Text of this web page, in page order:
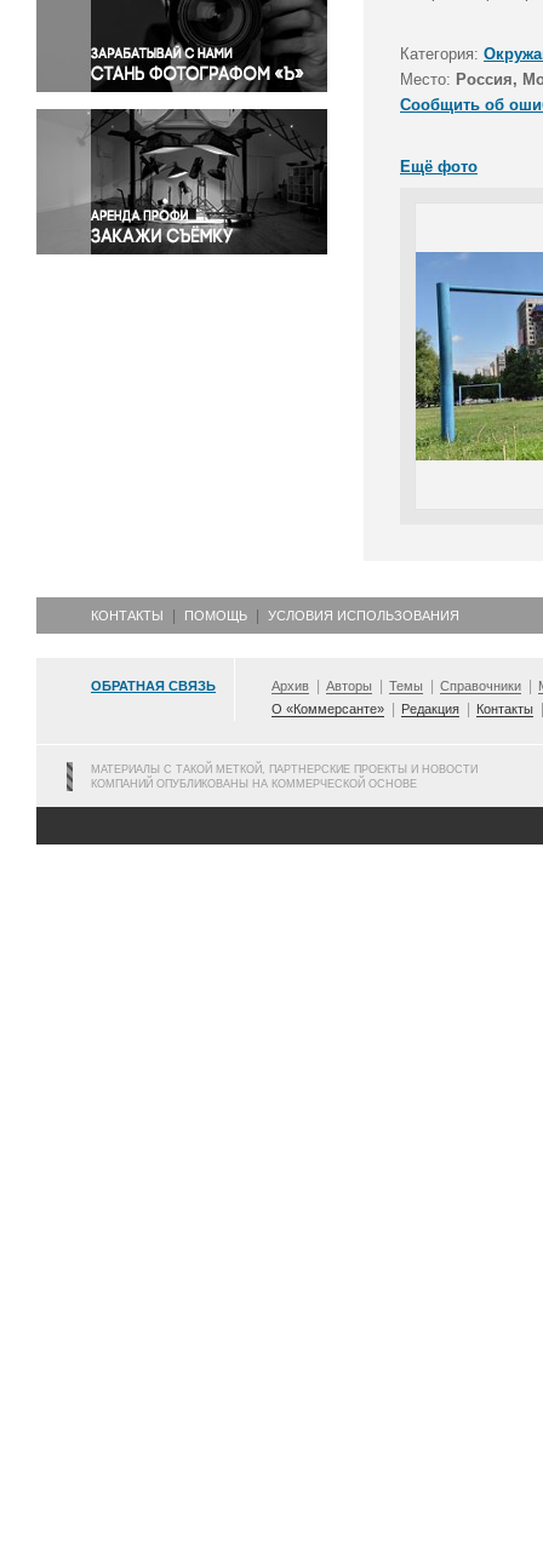
Правосудие
Происшествия и конфликты
Религия
Светская жизнь
Спорт
Экология
Экономика и бизнес
Категория:
Место: Россия,
Сообщить об
Ещё фото
КОНТАКТЫ ПОМОЩЬ УСЛОВИЯ ИСПОЛЬЗОВАНИЯ
ОБРАТНАЯ СВЯЗЬ Архив Авторы Темы Справочники
О «Коммерсанте»
Редакция Контакты
МАТЕРИАЛЫ С ТАКОЙ МЕТКОЙ, ПАРТНЕРСКИЕ ПРОЕКТЫ И НОВОСТИ
КОМПАНИЙ ОПУБЛИКОВАНЫ НА КОММЕРЧЕСКОЙ ОСНОВЕ